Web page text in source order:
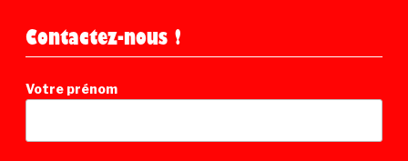
Contactez-nous !
Votre prénom